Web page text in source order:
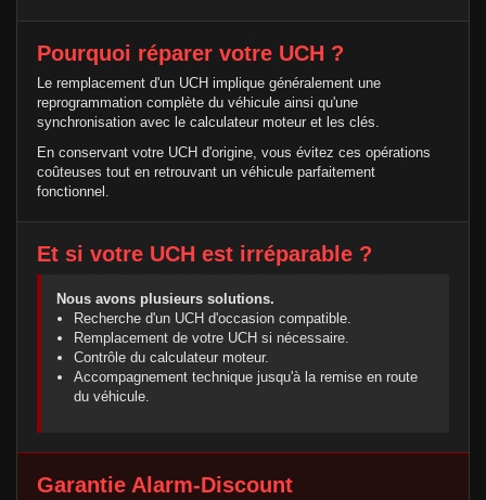
Pourquoi réparer votre UCH ?
Le remplacement d'un UCH implique généralement une
reprogrammation complète du véhicule ainsi qu'une
synchronisation avec le calculateur moteur et les clés.
En conservant votre UCH d'origine, vous évitez ces opérations
coûteuses tout en retrouvant un véhicule parfaitement
fonctionnel.
Et si votre UCH est irréparable ?
Nous avons plusieurs solutions.
Recherche d'un UCH d'occasion compatible.
Remplacement de votre UCH si nécessaire.
Contrôle du calculateur moteur.
Accompagnement technique jusqu'à la remise en route
du véhicule.
Garantie Alarm-Discount